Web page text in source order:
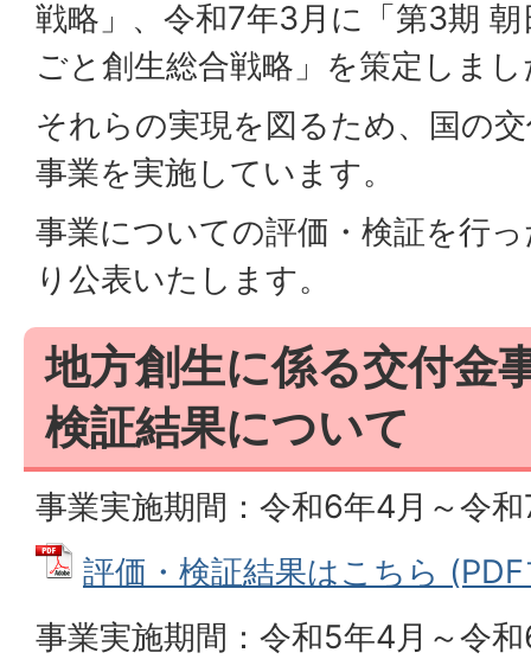
戦略」、令和7年3月に「第3期
ごと創生総合戦略」を策定しま
それらの実現を図るため、国の
事業を実施しています。
事業についての評価・検証を行
り公表いたします。
地方創生に係る交付金
検証結果について
事業実施期間：令和6年4月～令
評価・検証結果はこちら
事業実施期間：令和5年4月～令